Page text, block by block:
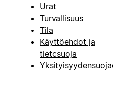
Urat
Turvallisuus
Tila
Käyttöehdot ja
tietosuoja